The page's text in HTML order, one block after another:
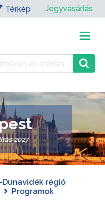
Térkép Jegyvásárlás
2027
régió
Programok